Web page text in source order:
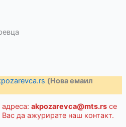
(Нова емаил
akpozarevca@mts.rsсе
да ажурирате наш контакт.